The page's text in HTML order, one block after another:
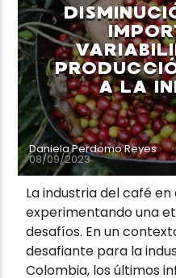
A LA
Daniela Perdomo Reyes
08/09/2023
La industria del café
experimentando una
desafíos. En un
desafiante para la
Colombia, los últimos